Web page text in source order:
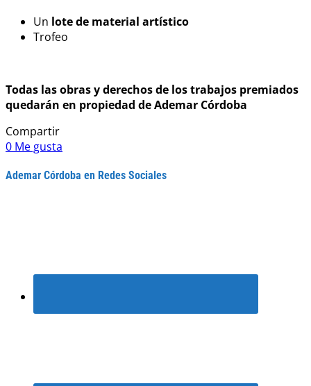
Un lote de material artístico
Trofeo
Todas las obras y derechos de los trabajos premiados
quedarán en propiedad de Ademar Córdoba
Compartir
0 Me gusta
Ademar Córdoba en Redes Sociales